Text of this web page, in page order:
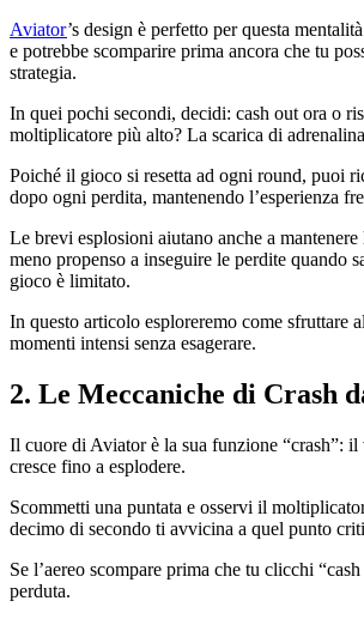
Aviator’s design è perfetto per questa
e potrebbe scomparire prima ancora che tu
strategia.
In quei pochi secondi, decidi: cash out ora o
moltiplicatore più alto? La scarica di
Poiché il gioco si resetta ad ogni round, puoi
dopo ogni perdita, mantenendo l’esperienza
Le brevi esplosioni aiutano anche a mantenere
meno propenso a inseguire le perdite quando
gioco è limitato.
In questo articolo esploreremo come sfruttare
momenti intensi senza esagerare.
2. Le Meccaniche di Crash
Il cuore di Aviator è la sua funzione “crash”:
cresce fino a esplodere.
Scommetti una puntata e osservi il
decimo di secondo ti avvicina a quel punto
Se l’aereo scompare prima che tu clicchi
perduta.